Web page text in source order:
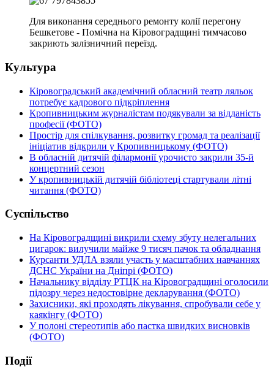
Для виконання середнього ремонту колії перегону
Бешкетове - Помічна на Кіровоградщині тимчасово
закриють залізничний переїзд.
Культура
Кіровоградський академічний обласний театр ляльок
потребує кадрового підкріплення
Кропивницьким журналістам подякували за відданість
професії (ФОТО)
Простір для спілкування, розвитку громад та реалізації
ініціатив відкрили у Кропивницькому (ФОТО)
В обласній дитячій філармонії урочисто закрили 35-й
концертний сезон
У кропивницькій дитячій бібліотеці стартували літні
читання (ФОТО)
Суспільство
На Кіровоградщині викрили схему збуту нелегальних
цигарок: вилучили майже 9 тисяч пачок та обладнання
Курсанти УДЛА взяли участь у масштабних навчаннях
ДСНС України на Дніпрі (ФОТО)
Начальнику відділу РТЦК на Кіровоградщині оголосили
підозру через недостовірне декларування (ФОТО)
Захисники, які проходять лікування, спробували себе у
каякінгу (ФОТО)
У полоні стереотипів або пастка швидких висновків
(ФОТО)
Події